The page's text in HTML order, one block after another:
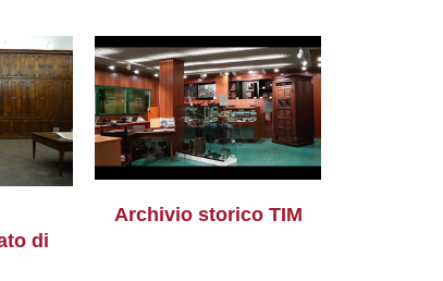
di
Archivio storico TIM